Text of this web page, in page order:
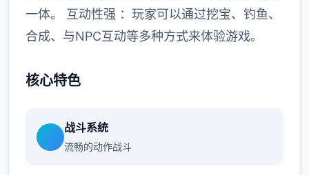
一体。 互动性强 ：玩家可以通过挖宝、钓鱼、
合成、与NPC互动等多种方式来体验游戏。
核心特色
战斗系统
流畅的动作战斗